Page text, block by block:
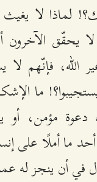
لماذا لا يغيث
يحقّق الآخرون
الله، فإنّهم
ما
دعوة مؤمن، أو
ما أملًا على
في أن ينجز له